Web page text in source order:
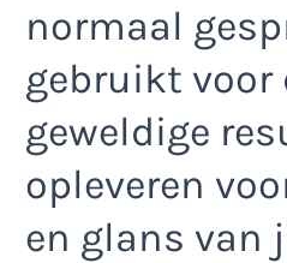
normaal
gebruikt voor
geweldige
opleveren
en glans van